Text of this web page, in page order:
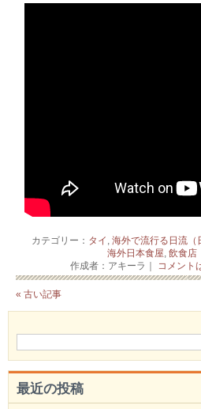
カテゴリー： タイ , 海外で流行る日流（
海外日本食屋, 飲食店
作成者：アキーラ｜ コメント
« 古い記事
最近の投稿